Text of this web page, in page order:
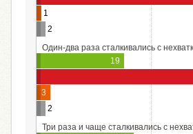
1
2
Один-два раза сталкивались с
19
3
2
Три раза и чаще сталкивались с